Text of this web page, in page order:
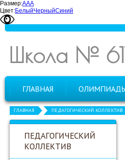
Размер:ААА
Цвет:БелыйЧерныйСиний
Школа №
ГЛАВНАЯ
ГЛАВНАЯ ПЕДАГОГИЧЕСКИЙ КОЛЛЕКТИВ
ПЕДАГОГИЧЕСКИЙ
КОЛЛЕКТИВ